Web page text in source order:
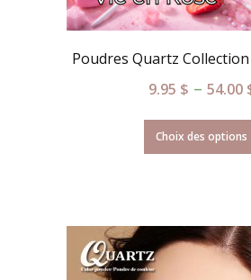
Poudres Quartz Collection
9.95 $ – 54.00
Choix des options